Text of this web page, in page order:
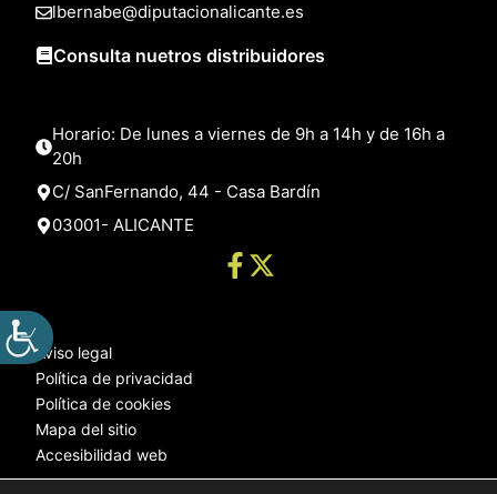
lbernabe@diputacionalicante.es
Consulta nuetros distribuidores
Horario: De lunes a viernes de 9h a 14h y de 16h a
20h
C/ SanFernando, 44 - Casa Bardín
03001- ALICANTE
Aviso legal
Política de privacidad
Política de cookies
Mapa del sitio
Accesibilidad web